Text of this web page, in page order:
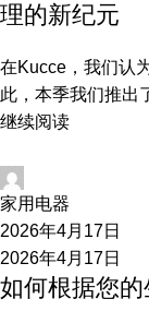
理的新纪元
在Kucce，我们认
此，本季我们推
继续阅读
家用电器
2026年4月17日
2026年4月17日
如何根据您